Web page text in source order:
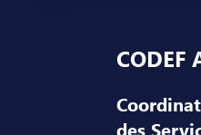
Pied de page
CODEF
des